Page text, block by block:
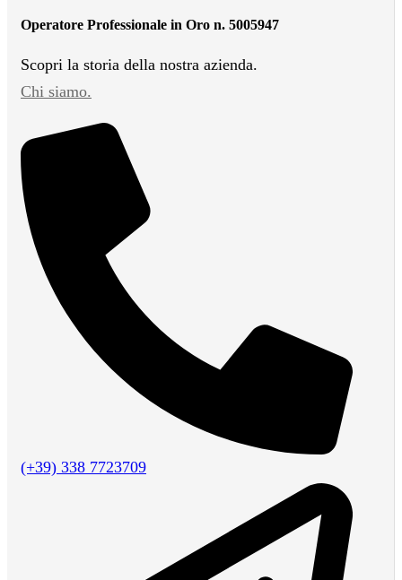
Operatore Professionale in Oro n. 5005947
Scopri la storia della nostra azienda.
Chi siamo.
(+39) 338 7723709